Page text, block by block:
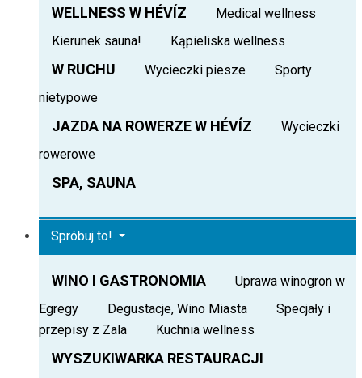
WELLNESS W HÉVÍZ
Medical wellness
Kierunek sauna!
Kąpieliska wellness
W RUCHU Wycieczki piesze
Sporty
nietypowe
JAZDA NA ROWERZE W HÉVÍZ
Wycieczki
rowerowe
SPA, SAUNA
Spróbuj to!
WINO I GASTRONOMIA
Uprawa winogron w
Egregy
Degustacje, Wino Miasta
Specjały i
przepisy z Zala
Kuchnia wellness
WYSZUKIWARKA RESTAURACJI